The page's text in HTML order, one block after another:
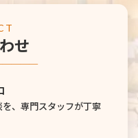
せ
、専門スタッフが丁寧